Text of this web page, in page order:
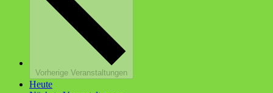
Vorherige Veranstaltungen
Heute